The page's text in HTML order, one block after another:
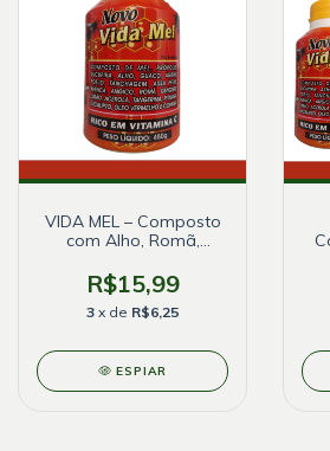
VIDA MEL – Composto
com Alho, Romã,
450 g
R$15,99
3 x de R$6,25
ESPIAR